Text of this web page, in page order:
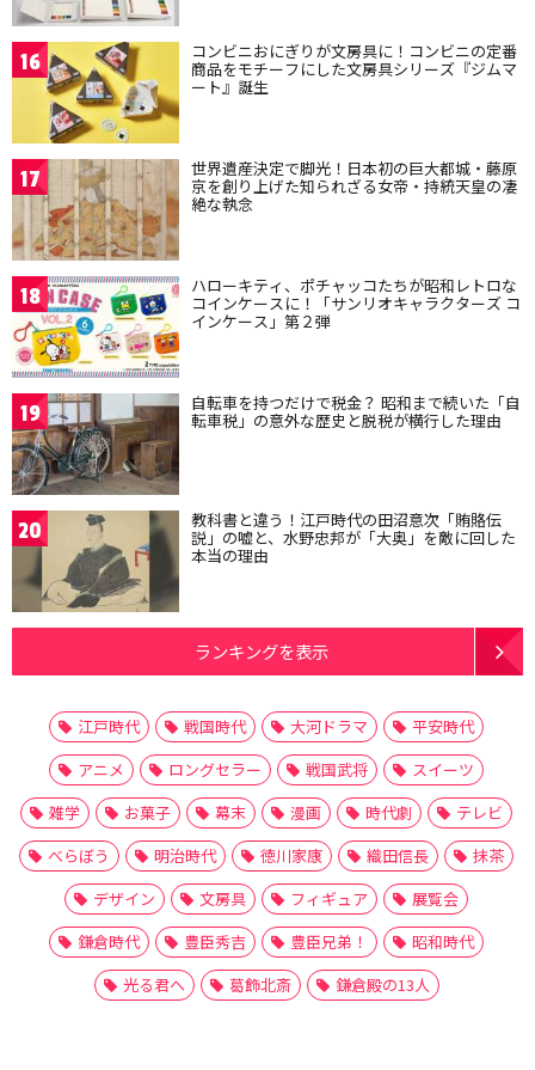
16 コンビニおにぎりが文房具に！コンビニの定番
商品をモチーフにした文房具シリーズ『ジムマ
ート』誕生
17 世界遺産決定で脚光！日本初の巨大都城・藤原
京を創り上げた知られざる女帝・持統天皇の凄
絶な執念
18 ハローキティ、ポチャッコたちが昭和レトロな
コインケースに！「サンリオキャラクターズ コ
インケース」第２弾
19 自転車を持つだけで税金？ 昭和まで続いた「自
転車税」の意外な歴史と脱税が横行した理由
20 教科書と違う！江戸時代の田沼意次「賄賂伝
説」の嘘と、水野忠邦が「大奥」を敵に回した
本当の理由
ランキングを表示
江戸時代 戦国時代 大河ドラマ
平安時代
アニメ
ロングセラー 戦国武将
スイーツ
雑学
お菓子 幕末 漫画 時代劇
テレビ
べらぼう
明治時代 徳川家康 織田信長
抹茶
デザイン
文房具 フィギュア
展覧会
鎌倉時代
豊臣秀吉 豊臣兄弟！
昭和時代
光る君へ
葛飾北斎 鎌倉殿の13人